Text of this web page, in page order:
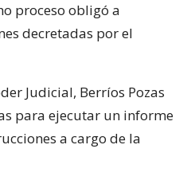
proceso obligó a
decretadas por el
Judicial, Berríos Pozas
para ejecutar un informe
a cargo de la